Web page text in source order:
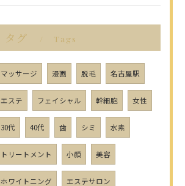
タグ Tags
マッサージ 漫画 脱毛 名古屋駅
エステ フェイシャル 幹細胞 女性
30代 40代 歯 シミ 水素
トリートメント 小顔 美容
ホワイトニング エステサロン